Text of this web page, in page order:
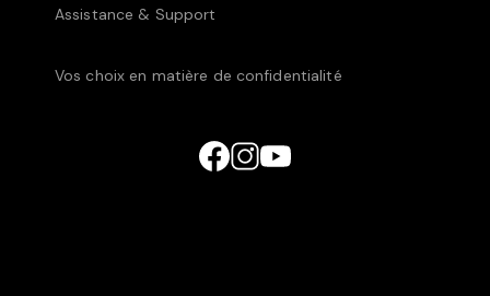
Assistance & Support
Vos choix en matière de confidentialité